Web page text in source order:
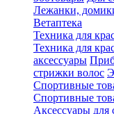
Лежанки,
Ветаптека
Техника для
Техника для
аксессуары
стрижки волос
Спортивные
Спортивные
Аксессуары для